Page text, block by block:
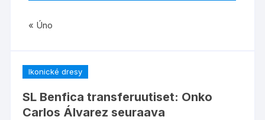
Ikonické dresy
SL Benfica transferuutiset: Onko
Carlos Álvarez seuraava
« Úno